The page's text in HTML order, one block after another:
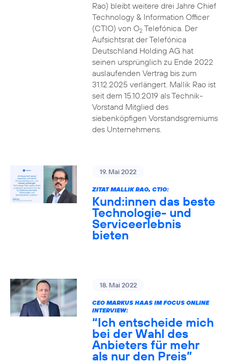
Rao) bleibt weitere drei Jahre Chief
Technology & Information Officer
(CTIO) von O2Telefónica. Der
Aufsichtsrat der Telefónica
Deutschland Holding AG hat
seinen ursprünglich zu Ende 2022
auslaufenden Vertrag bis zum
31.12.2025 verlängert. Mallik Rao ist
seit dem 15.10.2019 als Technik-
Vorstand Mitglied des
siebenköpfigen Vorstandsgremiums
des Unternehmens.
19. Mai 2022
ZITAT MALLIK RAO, CTIO:
Kund:innen das beste
Technologie- und
Serviceerlebnis
bieten
18. Mai 2022
CEO MARKUS HAAS IM FOCUS ONLINE
INTERVIEW:
“Ich entscheide mich
bei der Wahl des
Anbieters für mehr
als nur den Preis”